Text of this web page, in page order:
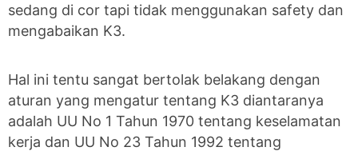
sedang di cor tapi tidak menggunakan safety dan
mengabaikan K3.
Hal ini tentu sangat bertolak belakang dengan
aturan yang mengatur tentang K3 diantaranya
adalah UU No 1 Tahun 1970 tentang keselamatan
kerja dan UU No 23 Tahun 1992 tentang